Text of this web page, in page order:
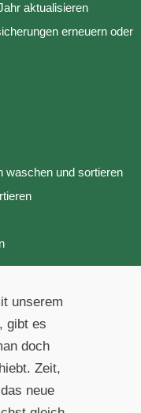
aktualisieren
erneuern oder
waschen und sortieren
unserem
gibt es
doch
Zeit,
neue